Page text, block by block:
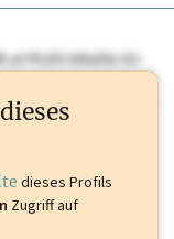
PLUS Inhaltedie
dieses Profil frei
wirtschaft.at PLUS
und viele
dieses Profils
Zugriff auf